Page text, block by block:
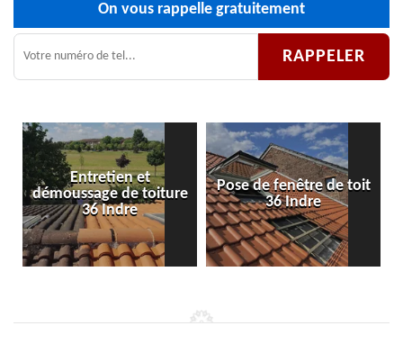
On vous rappelle gratuitement
Entretien et
démoussage de toiture
36 Indre
Pose de fenêtre de toit
36 Indre